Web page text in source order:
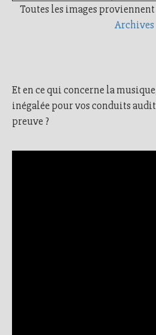
Toutes les images
Archives
Et en ce qui concerne la
inégalée pour vos conduits
preuve ?